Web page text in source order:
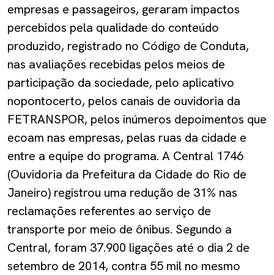
empresas e passageiros, geraram impactos
percebidos pela qualidade do conteúdo
produzido, registrado no Código de Conduta,
nas avaliações recebidas pelos meios de
participação da sociedade, pelo aplicativo
nopontocerto, pelos canais de ouvidoria da
FETRANSPOR, pelos inúmeros depoimentos que
ecoam nas empresas, pelas ruas da cidade e
entre a equipe do programa. A Central 1746
(Ouvidoria da Prefeitura da Cidade do Rio de
Janeiro) registrou uma redução de 31% nas
reclamações referentes ao serviço de
transporte por meio de ônibus. Segundo a
Central, foram 37.900 ligações até o dia 2 de
setembro de 2014, contra 55 mil no mesmo